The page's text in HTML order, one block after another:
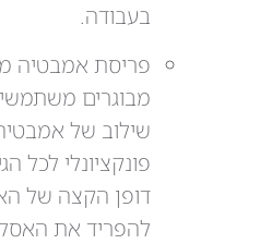
בעבודה.
פריסת אמבטיה
מבוגרים
שילוב של
פונקציונלי לכל
דופן הקצה של
להפריד את